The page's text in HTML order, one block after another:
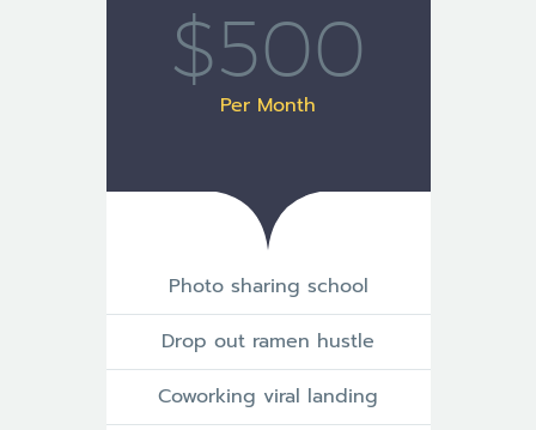
$500
Per Month
Photo sharing school
Drop out ramen hustle
Coworking viral landing